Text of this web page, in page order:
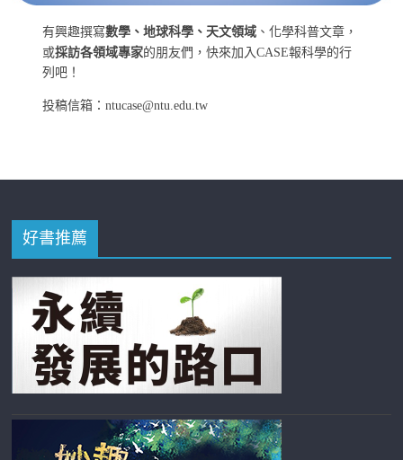
有興趣撰寫數學、地球科學、天文領域 、化學科普文章，
或採訪各領域專家的朋友們，快來加入CASE報科學的行
列吧！
投稿信箱：ntucase@ntu.edu.tw
好書推薦